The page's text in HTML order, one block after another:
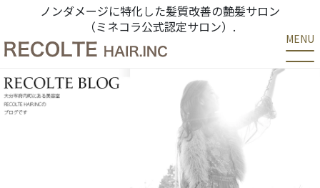
ノンダメージに特化した髪質改善の艶髪サロン
（ミネコラ公式認定サロン）.
MENU